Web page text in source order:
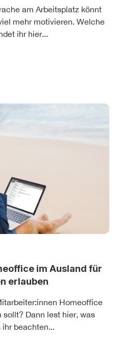
am Arbeitsplatz könnt
mehr motivieren. Welche
ihr hier...
im Ausland für
erlauben
Homeoffice
sollt? Dann lest hier, was
beachten...